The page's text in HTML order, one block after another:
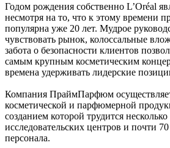
Годом рождения собственно L’Oréal
несмотря на то, что к этому времени
популярна уже 20 лет. Мудрое
чувствовать рынок, колоссальные
забота о безопасности клиентов
самым крупным косметическим
времена удерживать лидерские
Компания ПраймПарфюм
косметической и парфюмерной
созданием которой трудится
исследовательских центров и почти
персонала.